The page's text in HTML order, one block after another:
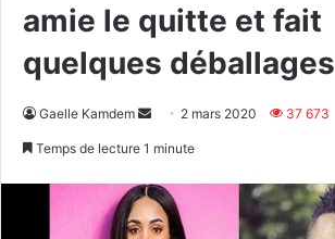
amie le quitte et fait
quelques déballages
Gaelle Kamdem
Envoyer2 mars 2020 37 673
Temps de lecture 1 minute